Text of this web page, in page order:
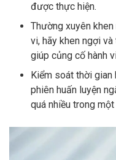
được thực hiện.
Thường xuyên
vi, hãy khen ngợi
giúp củng cố hành
Kiểm soát thời gian
phiên huấn luyện
quá nhiều trong một